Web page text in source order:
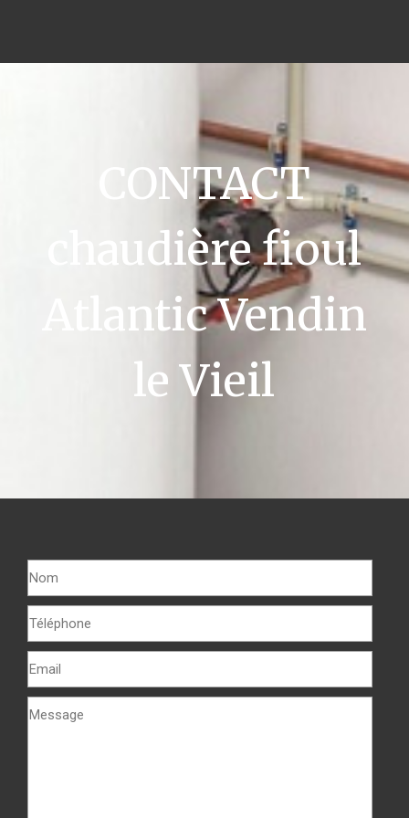
CONTACT
chaudière fioul
Atlantic Vendin
le Vieil